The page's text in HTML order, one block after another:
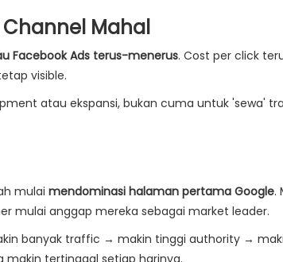
Mahal
Facebook Ads terus-menerus. Cost per click
visible.
atau ekspansi, bukan cuma untuk 'sewa'
mulai mendominasi halaman pertama Google.
mulai anggap mereka sebagai market leader.
banyak traffic → makin tinggi authority →
tertinggal setiap harinya.